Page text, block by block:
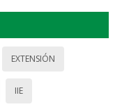
EXTENSIÓN
IIE